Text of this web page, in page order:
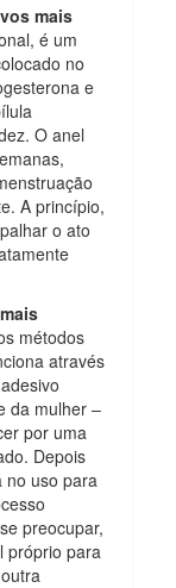
mais
é um
no
e
O anel
A princípio,
o ato
métodos
através
da mulher –
por uma
Depois
no uso para
preocupar,
próprio para